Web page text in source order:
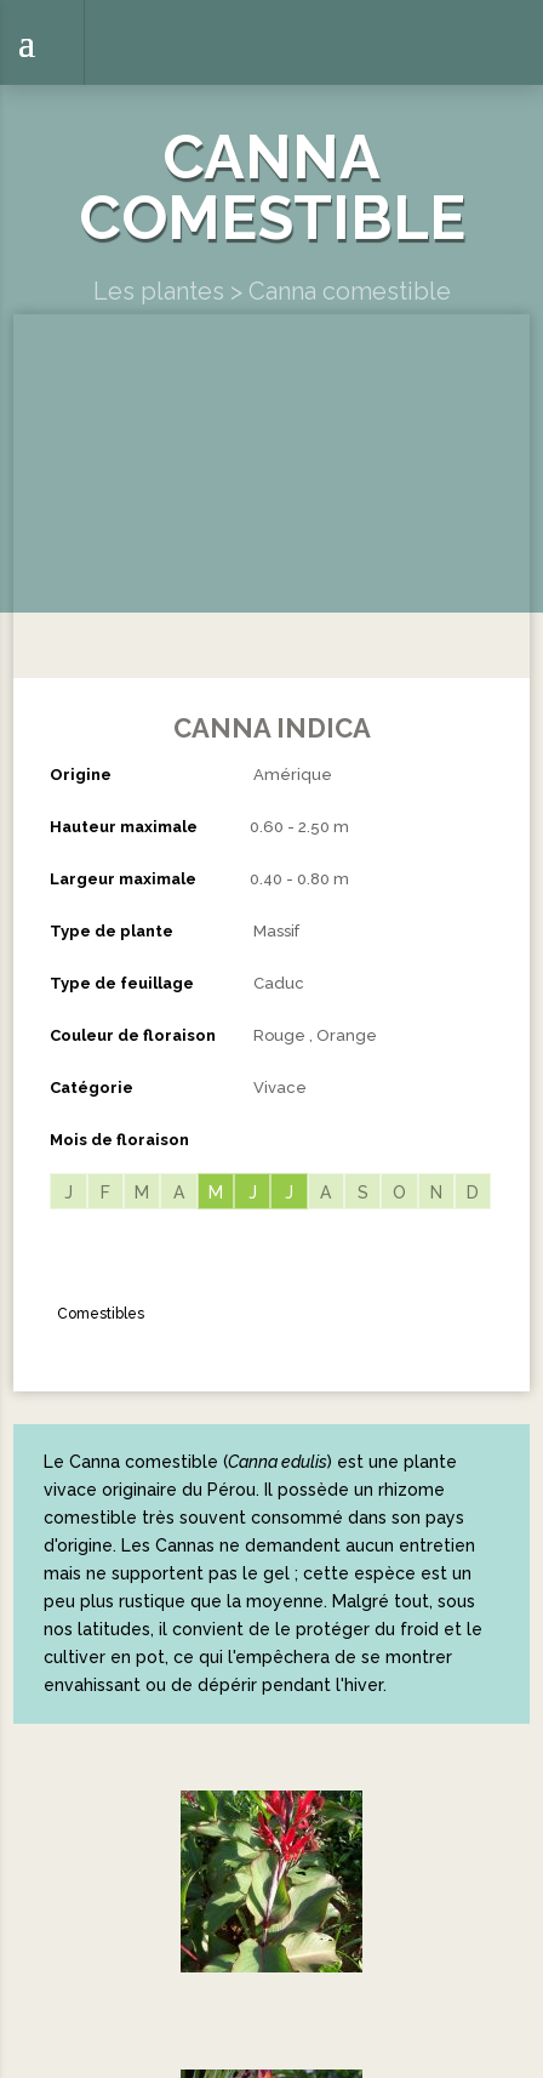
CANNA
COMESTIBLE
Les plantes > Canna comestible
CANNA INDICA
Origine Amérique
Hauteur maximale 0.60 - 2.50 m
Largeur maximale 0.40 - 0.80 m
Type de plante Massif
Type de feuillage Caduc
Couleur de floraison Rouge Orange
Catégorie Vivace
Mois de floraison
J F M A M J J A S O N D
M J J
Comestibles
Le Canna comestible (Canna edulis) est une plante
vivace originaire du Pérou. Il possède un rhizome
comestible très souvent consommé dans son pays
d'origine. Les Cannas ne demandent aucun entretien
mais ne supportent pas le gel ; cette espèce est un
peu plus rustique que la moyenne. Malgré tout, sous
nos latitudes, il convient de le protéger du froid et le
cultiver en pot, ce qui l'empêchera de se montrer
envahissant ou de dépérir pendant l'hiver.